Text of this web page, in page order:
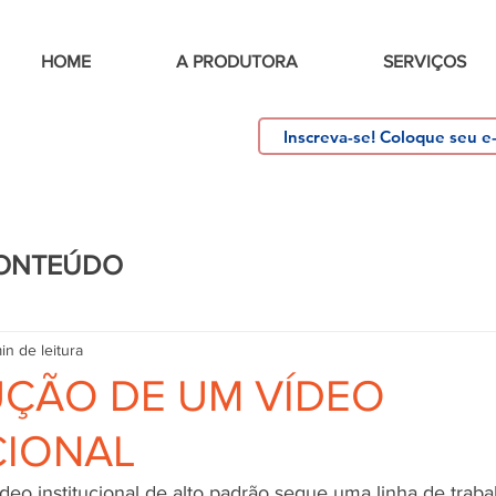
HOME A PRODUTORA SERVIÇOS
DE UM VÍDEO
de leitura